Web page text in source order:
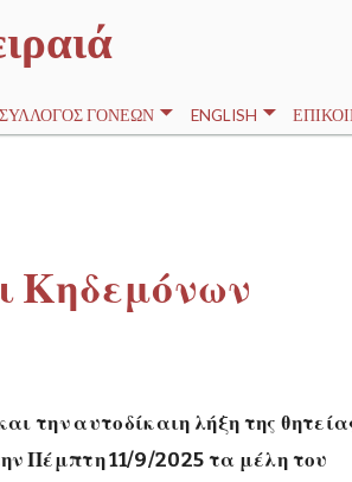
ΣΎΛΛΟΓΟΣ ΓΟΝΈΩΝ ENGLISH
Κηδεμόνων
την αυτοδίκαιη λήξη της
Πέμπτη 11/9/2025 τα μέλη του